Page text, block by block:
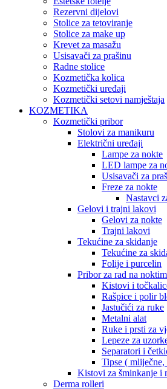
Rezervni dijelovi
Stolice za tetoviranje
Stolice za make up
Krevet za masažu
Usisavači za prašinu
Radne stolice
Kozmetička kolica
Kozmetički uređaji
Kozmetički setovi namještaja
KOZMETIKA
Kozmetički pribor
Stolovi za manikuru
Električni uređaji
Lampe za nokte
LED lampe za
Usisavači za
Freze za nokte
Nastavci
Gelovi i trajni lakovi
Gelovi za nokte
Trajni lakovi
Tekućine za skidanje
Tekućine za
Folije i purcelin
Pribor za rad na
Kistovi i
Rašpice i polir
Jastučići za ruke
Metalni alat
Ruke i prsti za
Lepeze za
Separatori i
Tipse (
Kistovi za šminkanje i
Derma rolleri